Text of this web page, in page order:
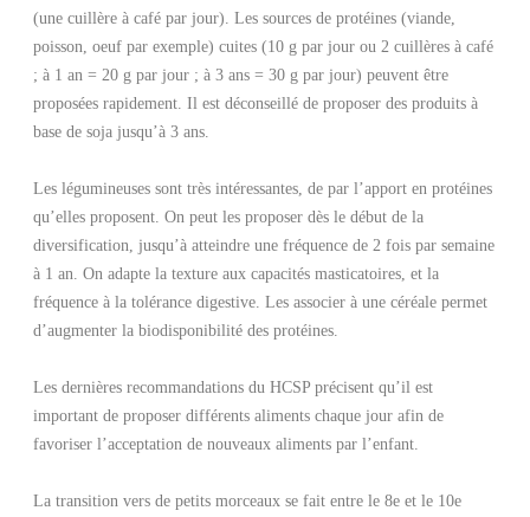
(une cuillère à café par jour). Les sources de protéines (viande,
poisson, oeuf par exemple) cuites (10 g par jour ou 2 cuillères à café
; à 1 an = 20 g par jour ; à 3 ans = 30 g par jour) peuvent être
proposées rapidement. Il est déconseillé de proposer des produits à
base de soja jusqu’à 3 ans.
Les légumineuses sont très intéressantes, de par l’apport en protéines
qu’elles proposent. On peut les proposer dès le début de la
diversification, jusqu’à atteindre une fréquence de 2 fois par semaine
à 1 an. On adapte la texture aux capacités masticatoires, et la
fréquence à la tolérance digestive. Les associer à une céréale permet
d’augmenter la biodisponibilité des protéines.
Les dernières recommandations du HCSP précisent qu’il est
important de proposer différents aliments chaque jour afin de
favoriser l’acceptation de nouveaux aliments par l’enfant.
La transition vers de petits morceaux se fait entre le 8e et le 10e